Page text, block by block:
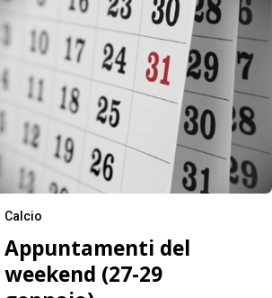
Calcio
Appuntamenti del
weekend (27-29
TORNA IN CIMA